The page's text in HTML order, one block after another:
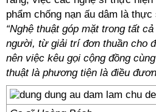
phẩm chống nạn ấu dâm là
“Nghệ thuật góp mặt trong tất
người, từ giải trí đơn thuần cho
nên việc kêu gọi cộng đồng
thuật là phương tiện là điều